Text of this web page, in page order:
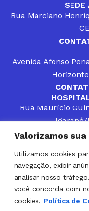
Valorizamos
Utilizamos cookies
navegação, exibir
analisar nosso
você concorda com
cookies. Política de
SEDE
Rua Marciano
Avenida Afonso
Rua Maurício
Igarapé/
CONTATOS (31)
DESENVOLVER
PÚBLICOS QUE
POPULAÇÃO DA
PARCEIRO DOS
SOLUÇÃO DE
GESTORES
Home Institucional